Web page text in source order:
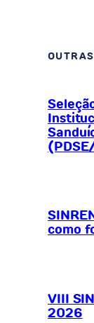
como
VIII
2026